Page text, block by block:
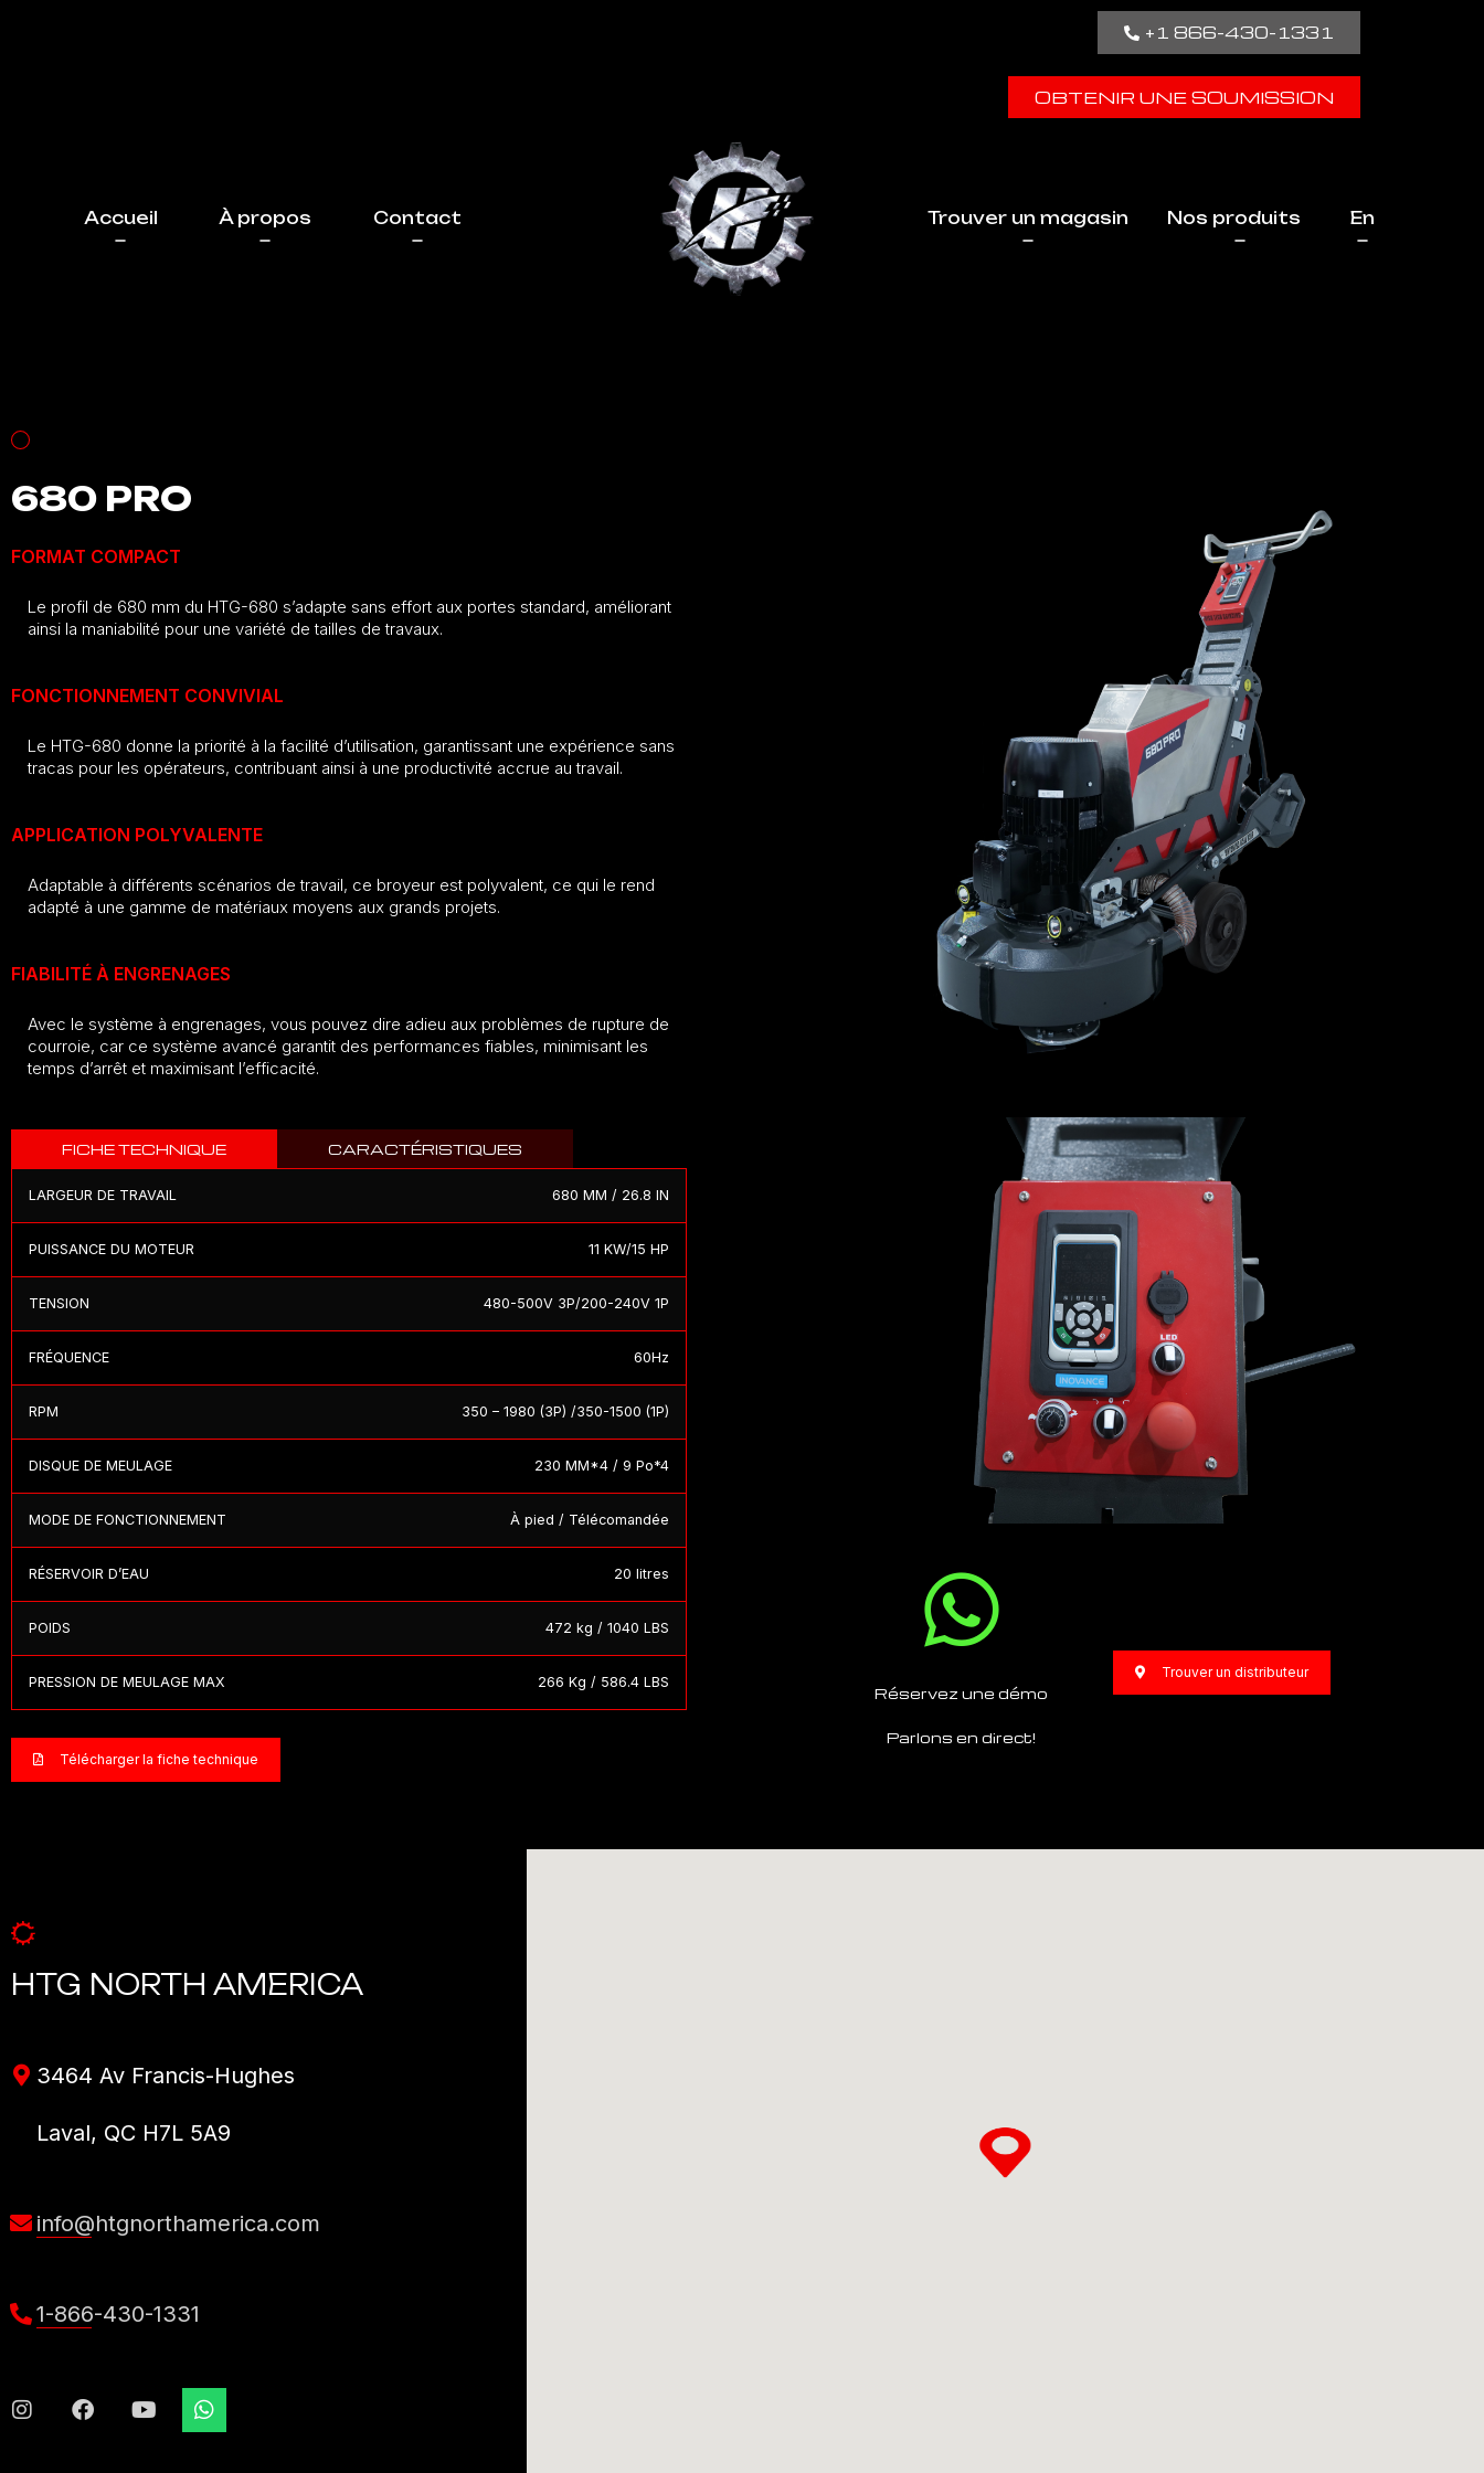
+1 866-430-1331
OBTENIR UNE SOUMISSION
Accueil À propos Contact Trouver un magasin Nos produits En
680 PRO
FORMAT COMPACT
Le profil de 680 mm du HTG-680 s’adapte sans effort aux portes standard, améliorant
ainsi la maniabilité pour une variété de tailles de travaux.
FONCTIONNEMENT CONVIVIAL
Le HTG-680 donne la priorité à la facilité d’utilisation, garantissant une expérience sans
tracas pour les opérateurs, contribuant ainsi à une productivité accrue au travail.
APPLICATION POLYVALENTE
Adaptable à différents scénarios de travail, ce broyeur est polyvalent, ce qui le rend
adapté à une gamme de matériaux moyens aux grands projets.
FIABILITÉ À ENGRENAGES
Avec le système à engrenages, vous pouvez dire adieu aux problèmes de rupture de
courroie, car ce système avancé garantit des performances fiables, minimisant les
temps d’arrêt et maximisant l’efficacité.
FICHE TECHNIQUE CARACTÉRISTIQUES
LARGEUR DE TRAVAIL 680 MM / 26.8 IN
PUISSANCE DU MOTEUR 11 KW/15 HP
TENSION 480-500V 3P/200-240V 1P
FRÉQUENCE 60Hz
RPM 350 – 1980 (3P) /350-1500 (1P)
DISQUE DE MEULAGE 230 MM*4 / 9 Po*4
MODE DE FONCTIONNEMENT À pied / Télécomandée
RÉSERVOIR D’EAU 20 litres
POIDS 472 kg / 1040 LBS
PRESSION DE MEULAGE MAX 266 Kg / 586.4 LBS
Télécharger la fiche technique
Réservez une démo
Parlons en direct!
Trouver un distributeur
HTG NORTH AMERICA
3464 Av Francis-Hughes
Laval, QC H7L 5A9
info@htgnorthamerica.com
1-866-430-1331